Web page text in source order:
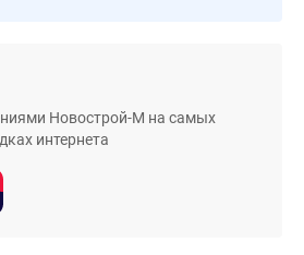
Новострой-М на самых
интернета